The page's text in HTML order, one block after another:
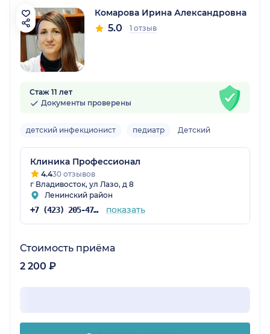
Комарова Ирина Александровна
5.0 1 отзыв
Стаж 11 лет
Документы проверены
детский инфекционист педиатр Детский
Клиника Профессионал
4.430 отзывов
г Владивосток, ул Лазо, д 8
Ленинский район
+7 (423) 205-47-02 показать
Стоимость приёма
2 200 ₽